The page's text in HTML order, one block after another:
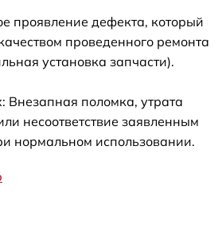
проявление дефекта, который
проведенного ремонта
установка запчасти).
поломка, утрата
несоответствие заявленным
нормальном использовании.